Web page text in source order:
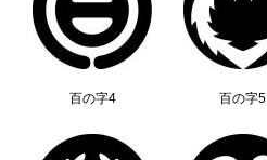
百の字4 百の字5